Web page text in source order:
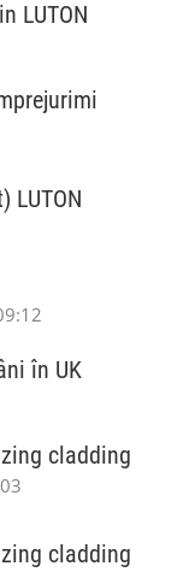
LUTON
LUTON
în UK
cladding
cladding